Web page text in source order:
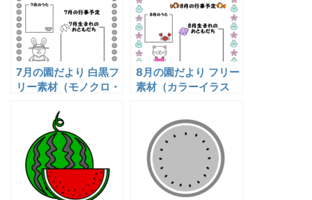
7月の園だより 白黒フ
リー素材（モノクロ・
ド｜幼稚園・保育園向
8月の園だより フリー
素材（カラーイラス
園向け